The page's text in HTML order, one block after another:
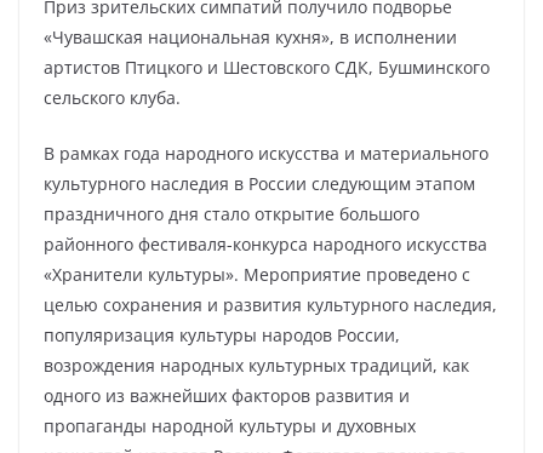
Приз зрительских симпатий получило подворье
«Чувашская национальная кухня», в исполнении
артистов Птицкого и Шестовского СДК, Бушминского
сельского клуба.
В рамках года народного искусства и материального
культурного наследия в России следующим этапом
праздничного дня стало открытие большого
районного фестиваля-конкурса народного искусства
«Хранители культуры». Мероприятие проведено с
целью сохранения и развития культурного наследия,
популяризация культуры народов России,
возрождения народных культурных традиций, как
одного из важнейших факторов развития и
пропаганды народной культуры и духовных